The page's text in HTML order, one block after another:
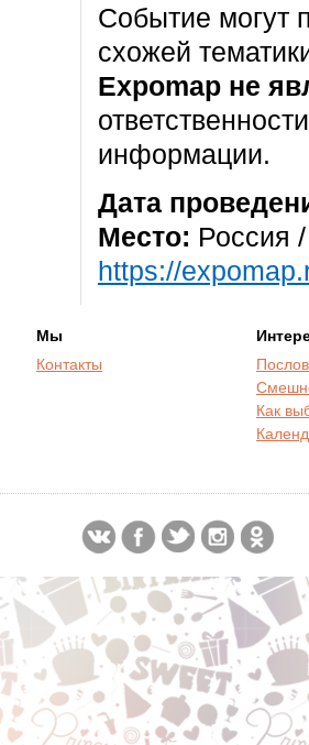
Событие могут
схожей
Expomap не
информации.
Дата
Место: Россия
https://
Мы
Контакты
Как